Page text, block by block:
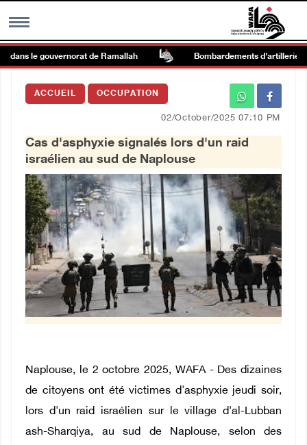
MENU
Galerie d’images
Centre palestinien
العربية
English
le gouvernorat de Ramallah Bombardements d'artillerie et
ACCUEIL OCCUPATION
02/October/2025 07:10 PM
Cas d'asphyxie signalés lors d'un raid
israélien au sud de Naplouse
Naplouse, le 2 octobre 2025, WAFA - Des dizaines
de citoyens ont été victimes d'asphyxie jeudi soir,
lors d'un raid israélien sur le village d'al-Lubban
ash-Sharqiya, au sud de Naplouse, selon des